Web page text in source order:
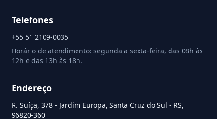
Telefones
+55 51 2109-0035
Horário de atendimento: segunda a sexta-feira, das 08h às
12h e das 13h às 18h.
Endereço
R. Suíça, 378 - Jardim Europa, Santa Cruz do Sul - RS,
96820-360